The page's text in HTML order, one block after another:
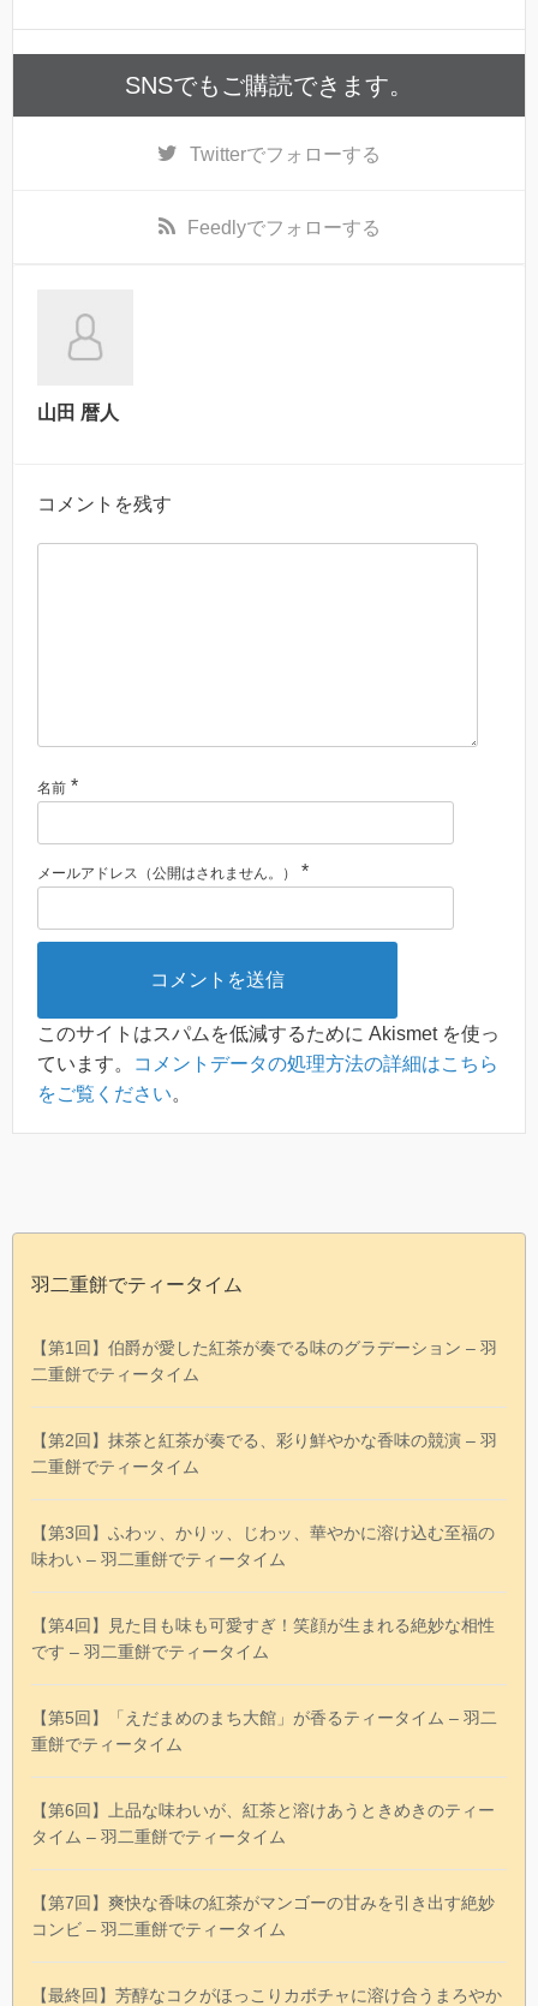
SNSでもご購読できます。
Twitterでフォローする
Feedlyでフォローする
山田 暦人
コメントを残す
名前 *
メールアドレス（公開はされません。） *
このサイトはスパムを低減するために Akismet を使っ
ています。
コメントデータの処理方法の詳細はこちら
をご覧ください。
羽二重餅でティータイム
【第1回】伯爵が愛した紅茶が奏でる味のグラデーション – 羽
二重餅でティータイム
【第2回】抹茶と紅茶が奏でる、彩り鮮やかな香味の競演 – 羽
二重餅でティータイム
【第3回】ふわッ、かりッ、じわッ、華やかに溶け込む至福の
味わい – 羽二重餅でティータイム
【第4回】見た目も味も可愛すぎ！笑顔が生まれる絶妙な相性
です – 羽二重餅でティータイム
【第5回】「えだまめのまち大館」が香るティータイム – 羽二
重餅でティータイム
【第6回】上品な味わいが、紅茶と溶けあうときめきのティー
タイム – 羽二重餅でティータイム
【第7回】爽快な香味の紅茶がマンゴーの甘みを引き出す絶妙
コンビ – 羽二重餅でティータイム
【最終回】芳醇なコクがほっこりカボチャに溶け合うまろやか